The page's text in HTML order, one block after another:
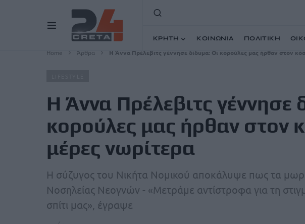
ΚΡΗΤΗ ΚΟΙΝΩΝΙΑ ΠΟΛΙΤΙΚΗ
Home
Άρθρα Η Άννα Πρέλεβιτς γέννησε δίδυμα: Οι κορούλες μας ήρθαν στον
Η Άννα Πρέλεβιτς γέννησε
κορούλες μας ήρθαν στον
μέρες νωρίτερα
Η σύζυγος του Νικήτα Νομικού αποκάλυψε πως τα
Νοσηλείας Νεογνών - «Μετράμε αντίστροφα για τη
σπίτι μας», έγραψε